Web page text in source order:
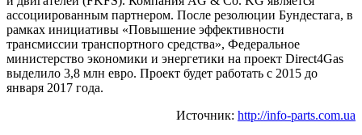
ассоциированным партнером. После резолюции Бундестага, в
рамках инициативы «Повышение эффективности
трансмиссии транспортного средства», Федеральное
министерство экономики и энергетики на проект Direct4Gas
выделило 3,8 млн евро. Проект будет работать с 2015 до
января 2017 года.
Источник: http://info-parts.com.ua